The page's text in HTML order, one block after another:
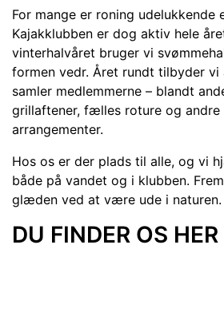
For mange er roning udelukkende
Kajakklubben er dog aktiv hele
vinterhalvåret bruger vi
formen vedr. Året rundt tilbyder vi
samler medlemmerne – blandt
grillaftener, fælles roture og andre
arrangementer.
Hos os er der plads til alle, og vi
både på vandet og i klubben.
glæden ved at være ude i naturen.
DU FINDER OS HER